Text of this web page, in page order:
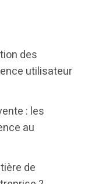
des
utilisateur
: les
au
de